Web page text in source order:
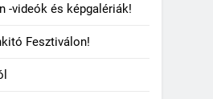
-videók és képgalériák!
Fesztiválon!